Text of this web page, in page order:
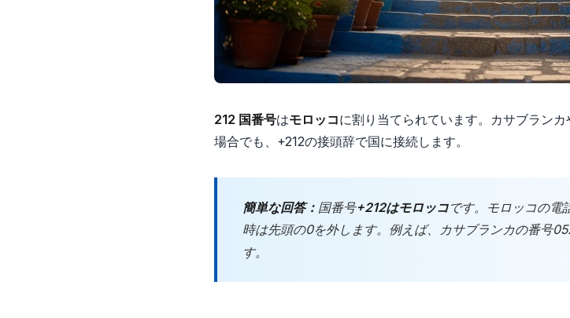
212 国番号はモロッコに割り当てられています。カサブラン
場合でも、+212の接頭辞で国に接続します。
簡単な回答： 国番号+212はモロッコです。モロッコの電
時は先頭の0を外します。例えば、カサブランカの番号
す。